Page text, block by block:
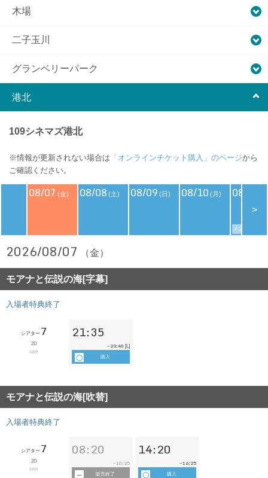
木場
二子玉川
グランベリーパーク
港北
109シネマズ港北
※情報が更新されない場合は 「オンラインチケット購入」のページから
ご確認ください。
08/07 (金) 08/08 (土) 08/09 (日) 08/10 (月) 08/11
メンバーズデイ
>
2026/08/07 （金）
モアナと伝説の海[字幕]
入場者特典終了
シアター 7
2D
115分
21:35
~23:40 [L]
購入
モアナと伝説の海[吹替]
入場者特典終了
シアター 7
2D
115分
08:20
~10:25
販売終了
14:20
~16:25
購入